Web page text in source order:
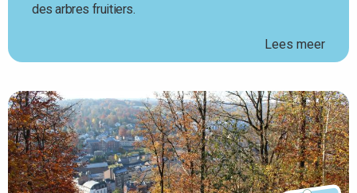
des arbres fruitiers.
Lees meer